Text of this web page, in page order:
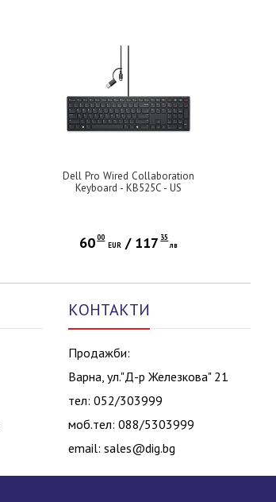
Dell Pro Wired Collaboration
Keyboard - KB525C - US
60 00
EUR / 117 35
лв
КОНТАКТИ
Продажби:
Варна, ул."Д-р Железкова" 21
тел: 052/303999
моб.тел: 088/5303999
email: sales@dig.bg